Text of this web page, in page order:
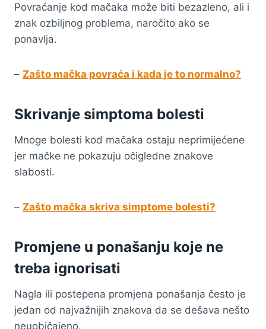
Povraćanje kod mačaka može biti bezazleno, ali i
znak ozbiljnog problema, naročito ako se
ponavlja.
– Zašto mačka povraća i kada je to normalno?
Skrivanje simptoma bolesti
Mnoge bolesti kod mačaka ostaju neprimijećene
jer mačke ne pokazuju očigledne znakove
slabosti.
– Zašto mačka skriva simptome bolesti?
Promjene u ponašanju koje ne
treba ignorisati
Nagla ili postepena promjena ponašanja često je
jedan od najvažnijih znakova da se dešava nešto
neuobičajeno.